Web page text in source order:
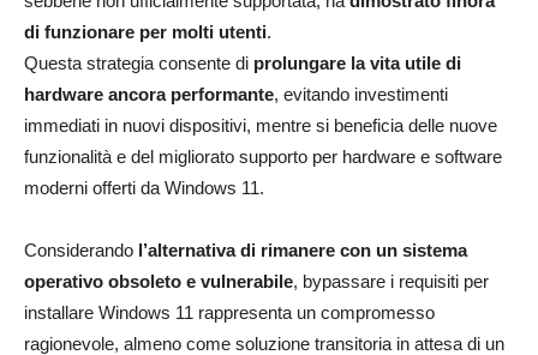
di funzionare per molti utenti.
Questa strategia consente di prolungare la vita utile di
hardware ancora performante, evitando investimenti
immediati in nuovi dispositivi, mentre si beneficia delle nuove
funzionalità e del migliorato supporto per hardware e software
moderni offerti da Windows 11.
Considerando l’alternativa di rimanere con un sistema
operativo obsoleto e vulnerabile, bypassare i requisiti per
installare Windows 11 rappresenta un compromesso
ragionevole, almeno come soluzione transitoria in attesa di un